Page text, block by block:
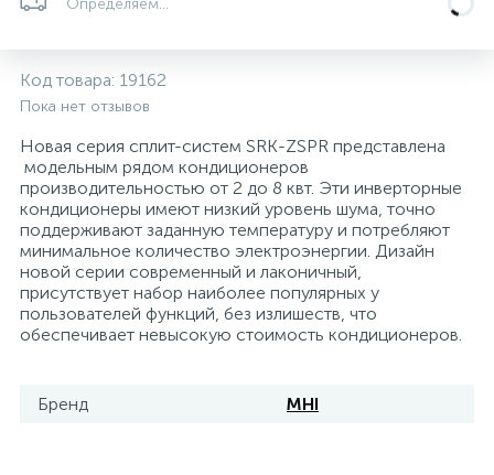
Бытовые насосы
Насосы для бассейнов
Центробежные in-line насосы
198
Контрольно-измерительные приборы
49
Теплоизоляция
Крепеж и аксессуары
Мультипатронные фильтры
Гидроаккумуляторы (гидробаки) для систем
водоснабжения
Комплектующие для систем водоподготовки
Фильтры механической очистки
Определяем...
Код товара: 19162
Пока нет отзывов
Новая серия сплит-систем SRK-ZSPR представлена
модельным рядом кондиционеров
производительностью от 2 до 8 квт. Эти инверторные
кондиционеры имеют низкий уровень шума, точно
поддерживают заданную температуру и потребляют
минимальное количество электроэнергии. Дизайн
новой серии современный и лаконичный,
присутствует набор наиболее популярных у
пользователей функций, без излишеств, что
обеспечивает невысокую стоимость кондиционеров.
Бренд MHI